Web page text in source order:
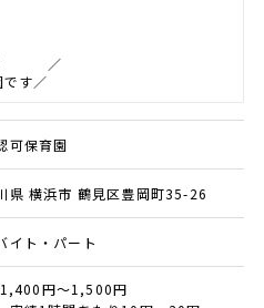
く ／
す／
可保育園
県 横浜市 鶴見区豊岡町35-26
イト・パート
円～1,500円